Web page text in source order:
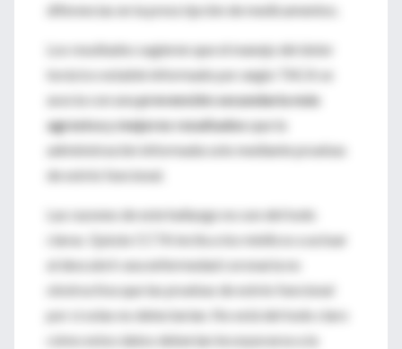
diferencias en la prescripción de medicamentos.
Los resultados sugieren que el manejo del dolor
torácico estable informado por angio TACA se
asocia con unaprevención secundaria más
agresiva y mejores resultadosque la
administración informada solo mediante pruebas
de estrés funcional.
Las razones de este hallazgo no son del todo
claras. Quizás CCTA incita a los médicos a actuar
al descubrir una enfermedad coronaria no
obstructiva que las pruebas de estrés funcional
por sí solas no detectarían. No está del todo claro
cómo estos datos deberían incorporarse a la